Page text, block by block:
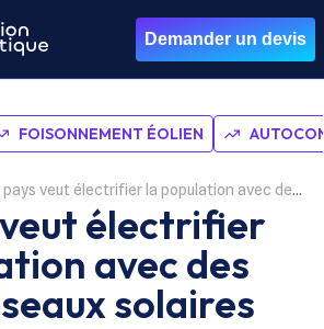
Demander un devis
FOISONNEMENT ÉOLIEN
veut électrifier la population avec des micro réseaux solaires
électrifier
avec des
solaires